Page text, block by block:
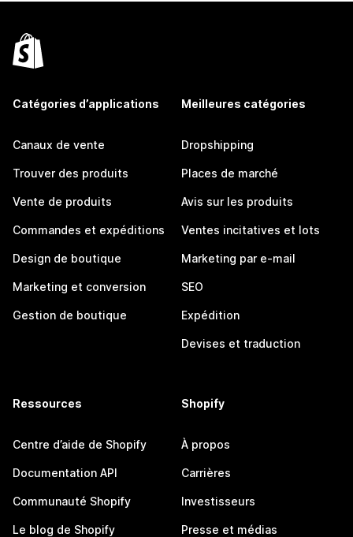
Catégories d’applications
Canaux de vente
Trouver des produits
Vente de produits
Commandes et expéditions
Design de boutique
Marketing et conversion
Gestion de boutique
Meilleures catégories
Dropshipping
Places de marché
Avis sur les produits
Ventes incitatives et lots
Marketing par e-mail
SEO
Expédition
Devises et traduction
Ressources
Centre d’aide de Shopify
Documentation API
Communauté Shopify
Le blog de Shopify
Shopify
À propos
Carrières
Investisseurs
Presse et médias